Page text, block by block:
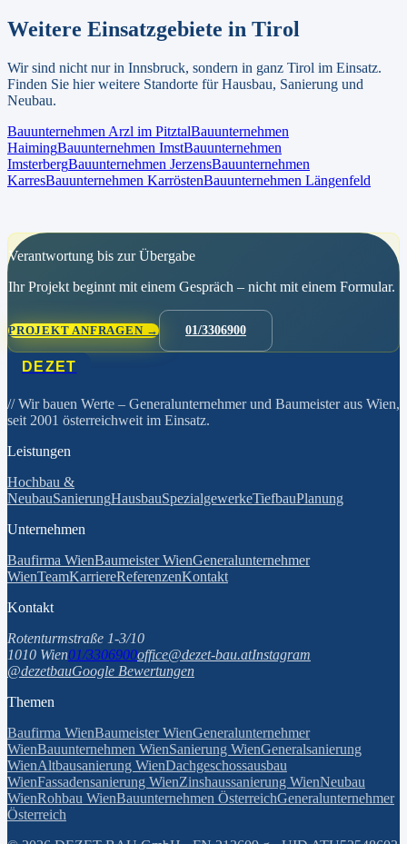
Weitere Einsatzgebiete in Tirol
Wir sind nicht nur in Innsbruck, sondern in ganz Tirol im Einsatz.
Finden Sie hier weitere Standorte für Hausbau, Sanierung und
Neubau.
Bauunternehmen Arzl im PitztalBauunternehmen
HaimingBauunternehmen ImstBauunternehmen
ImsterbergBauunternehmen JerzensBauunternehmen
KarresBauunternehmen KarröstenBauunternehmen Längenfeld
Verantwortung bis zur Übergabe
Ihr Projekt beginnt mit einem Gespräch – nicht mit einem Formular.
PROJEKT ANFRAGEN → 01/3306900
DEZET
// Wir bauen Werte – Generalunternehmer und Baumeister aus Wien,
seit 2001 österreichweit im Einsatz.
Leistungen
Hochbau &
NeubauSanierungHausbauSpezialgewerkeTiefbauPlanung
Unternehmen
Baufirma WienBaumeister WienGeneralunternehmer
WienTeamKarriereReferenzenKontakt
Kontakt
Rotenturmstraße 1-3/10
1010 Wien01/3306900office@dezet-bau.atInstagram
@dezetbauGoogle Bewertungen
Themen
Baufirma WienBaumeister WienGeneralunternehmer
WienBauunternehmen WienSanierung WienGeneralsanierung
WienAltbausanierung WienDachgeschossausbau
WienFassadensanierung WienZinshaussanierung WienNeubau
WienRohbau WienBauunternehmen ÖsterreichGeneralunternehmer
Österreich